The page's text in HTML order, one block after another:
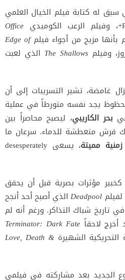
سبق له كتابة فيلم الخيال العلمي
Office
مزيج من أجواء فيلمEdge of
وفيلم The Shallows الذي لعبت
غامضة، تشير التسريبات إلى أن
يجد نفسه متورطاً في عملية
بحر الكاريبي، ليصبح محاصراً بين
قرش متعطشة للدماء. سرعان ما
مميتة
، يسعى desesperately
مؤثرات بصرية قبل أن يحقق
Deadpoolالذي أصبح أحد أنجح
في تاريخ شباك التذاكر. ورغم أنه لم
لاحقاً Terminator: Dark Fate
Love, Death &
الجديد بعد مشاركته في فيلمي